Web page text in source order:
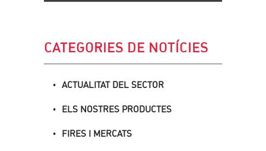
CATEGORIES DE NOTÍCIES
ACTUALITAT DEL SECTOR
ELS NOSTRES PRODUCTES
FIRES I MERCATS